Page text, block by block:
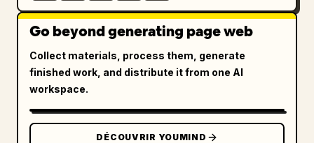
Go beyond generating page web
Collect materials, process them, generate
finished work, and distribute it from one AI
workspace.
DÉCOUVRIR YOUMIND